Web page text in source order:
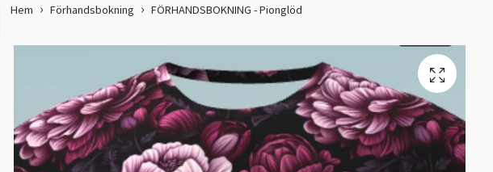
Hem Förhandsbokning FÖRHANDSBOKNING - Pionglöd